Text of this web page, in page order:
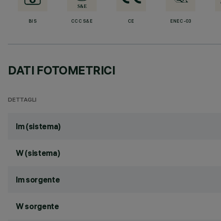
BIS CCC S&E CE ENEC-03
DATI FOTOMETRICI
DETTAGLI
lm (sistema)
W (sistema)
lm sorgente
W sorgente